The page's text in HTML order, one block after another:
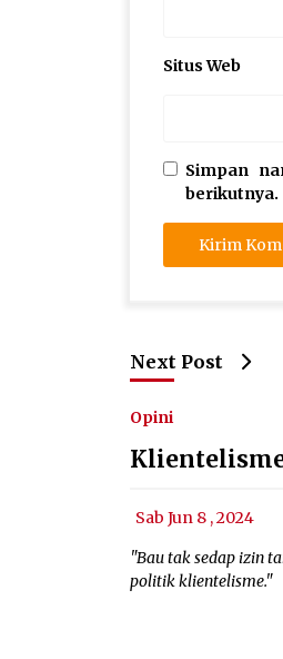
Situs Web
Simpan
berikutnya.
Next Post
Opini
Sab Jun 8 , 2024
"Bau tak sedap izin
politik klientelisme."